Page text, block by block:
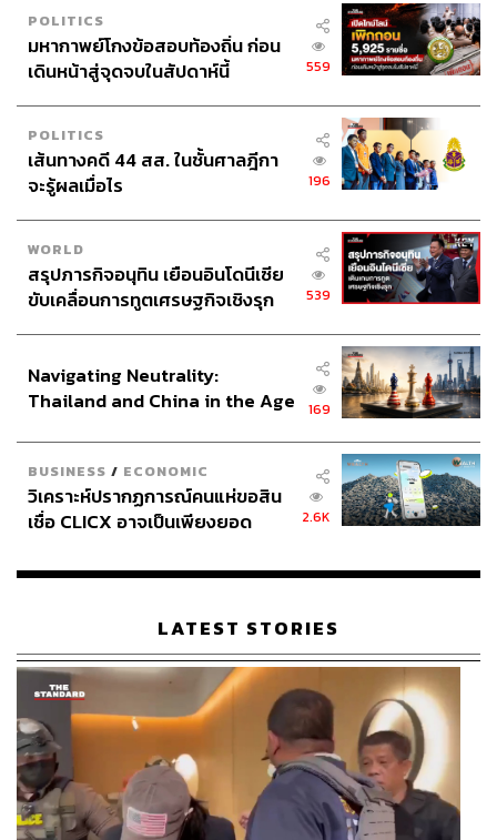
POLITICS
มหากาพย์โกงข้อสอบท้องถิ่น ก่อน
เดินหน้าสู่จุดจบในสัปดาห์นี้
559
POLITICS
เส้นทางคดี 44 สส. ในชั้นศาลฎีกา
จะรู้ผลเมื่อไร
196
WORLD
สรุปภารกิจอนุทิน เยือนอินโดนีเซีย
ขับเคลื่อนการทูตเศรษฐกิจเชิงรุก
539
Navigating Neutrality:
Thailand and China in the Age
169
BUSINESS / ECONOMIC
วิเคราะห์ปรากฏการณ์คนแห่ขอสิน
เชื่อ CLICX อาจเป็นเพียงยอด
เรือนไทยที่ถูกซุกไว้
2.6K
LATEST STORIES